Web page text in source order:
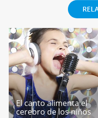
El canto alimenta el
cerebro de los niños